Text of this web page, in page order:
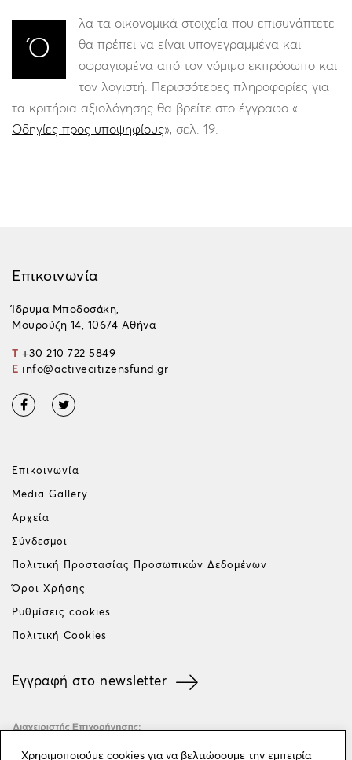
Χρησιμοποιούμε cookies για να βελτιώσουμε την εμπειρία
Ό
λα τα οικονομικά στοιχεία που επισυνάπτετε
θα πρέπει να είναι υπογεγραμμένα και
σφραγισμένα από τον νόμιμο εκπρόσωπο και
τον λογιστή. Περισσότερες πληροφορίες για
τα κριτήρια αξιολόγησης θα βρείτε στο έγγραφο «
Οδηγίες προς υποψηφίους», σελ. 19.
Επικοινωνία
Ίδρυμα Μποδοσάκη,
Μουρούζη 14, 10674 Αθήνα
T +30 210 722 5849
E info@activecitizensfund.gr
Επικοινωνία
Media Gallery
Αρχεία
Σύνδεσμοι
Πολιτική Προστασίας Προσωπικών Δεδομένων
Όροι Χρήσης
Ρυθμίσεις cookies
Πολιτική Cookies
Εγγραφή στο newsletter